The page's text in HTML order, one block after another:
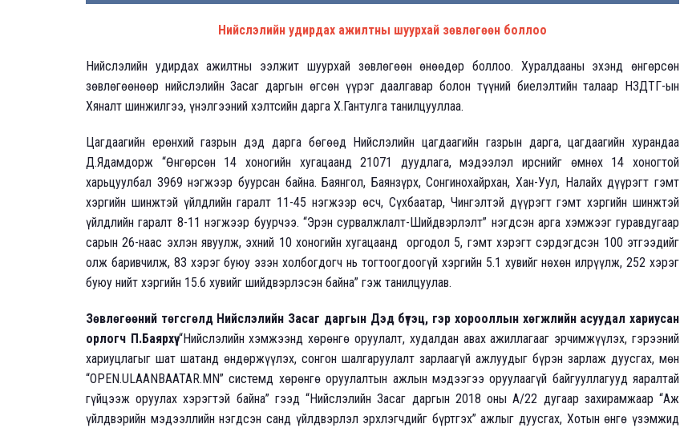
Нийслэлийн удирдах ажилтны шуурхай зөвлөгөөн боллоо
Нийслэлийн удирдах ажилтны ээлжит шуурхай зөвлөгөөн өнөөдөр боллоо. Хуралдааны эхэнд өнгөрсөн
зөвлөгөөнөөр нийслэлийн Засаг даргын өгсөн үүрэг даалгавар болон түүний биелэлтийн талаар НЗДТГ-ын
Хяналт шинжилгээ, үнэлгээний хэлтсийн дарга Х.Гантулга танилцууллаа.
Цагдаагийн ерөнхий газрын дэд дарга бөгөөд Нийслэлийн цагдаагийн газрын дарга, цагдаагийн хурандаа
Д.Ядамдорж “Өнгөрсөн 14 хоногийн хугацаанд 21071 дуудлага, мэдээлэл ирснийг өмнөх 14 хоногтой
харьцуулбал 3969 нэгжээр буурсан байна. Баянгол, Баянзүрх, Сонгинохайрхан, Хан-Уул, Налайх дүүрэгт гэмт
хэргийн шинжтэй үйлдлийн гаралт 11-45 нэгжээр өсч, Сүхбаатар, Чингэлтэй дүүрэгт гэмт хэргийн шинжтэй
үйлдлийн гаралт 8-11 нэгжээр буурчээ. “Эрэн сурвалжлалт-Шийдвэрлэлт” нэгдсэн арга хэмжээг гуравдугаар
сарын 26-наас эхлэн явуулж, эхний 10 хоногийн хугацаанд оргодол 5, гэмт хэрэгт сэрдэгдсэн 100 этгээдийг
олж баривчилж, 83 хэрэг буюу эзэн холбогдогч нь тогтоогдоогүй хэргийн 5.1 хувийг нөхөн илрүүлж, 252 хэрэг
буюу нийт хэргийн 15.6 хувийг шийдвэрлэсэн байна” гэж танилцуулав.
Зөвлөгөөний төгсгөлд Нийслэлийн Засаг даргын Дэд бүтэц, гэр хорооллын хөгжлийн асуудал хариусан
орлогч П.Баярхүү“Нийслэлийн хэмжээнд хөрөнгө оруулалт, худалдан авах ажиллагааг эрчимжүүлэх, гэрээний
хариуцлагыг шат шатанд өндөржүүлэх, сонгон шалгаруулалт зарлаагүй ажлуудыг бүрэн зарлаж дуусгах, мөн
“OPEN.ULAANBAATAR.MN” системд хөрөнгө оруулалтын ажлын мэдээгээ оруулаагүй байгууллагууд яаралтай
гүйцээж оруулах хэрэгтэй байна” гээд “Нийслэлийн Засаг даргын 2018 оны А/22 дугаар захирамжаар “Аж
үйлдвэрийн мэдээллийн нэгдсэн санд үйлдвэрлэл эрхлэгчдийг бүртгэх” ажлыг дуусгах, Хотын өнгө үзэмжид